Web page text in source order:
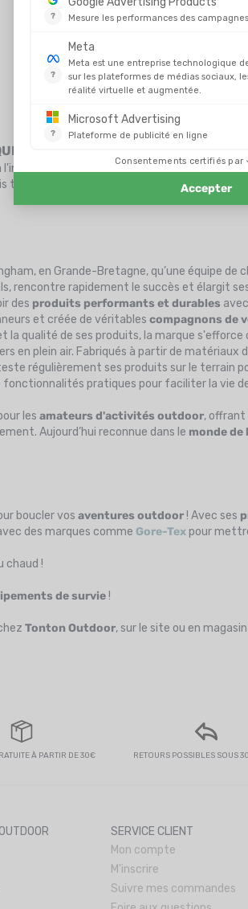
SE TRANSFORMENT EN VÉRITABLES
l'initiative d'un père et de son filspassionnés
toute une gamme de produits et d'
en Grande-Bretagne, qu’une équipe de
rencontre rapidement le succès et élargit
des produits performants et durables
et créée de véritables compagnons de
la qualité de ses produits, la marque
en plein air. Fabriqués à partir de matériaux
régulièrement ses produits sur le terrain
pratiques pour faciliter la vie
les amateurs d'activités outdoor, offrant
Aujourd’hui reconnue dans le monde de
boucler vos aventures outdoor ! Avec ses
des marques comme Gore-Tex pour
chaud !
de survie !
Tonton Outdoor, sur le site ou en magasin
À PARTIR DE 30€ RETOURS POSSIBLES SOUS
SERVICE CLIENT
Mon compte
M'inscrire
Suivre mes commandes